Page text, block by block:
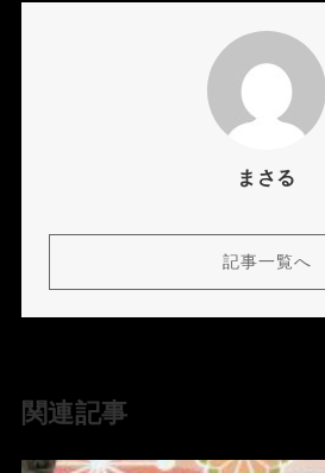
まさる
記事一覧へ
関連記事